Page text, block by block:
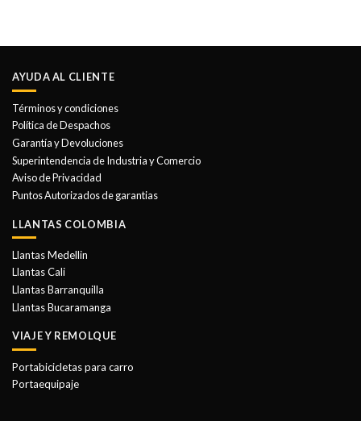
múltiples
Las
elegir
en
la
página
de
múltiples
AYUDA AL CLIENTE
Términos y condiciones
Política de Despachos
Garantía y Devoluciones
Superintendencia de Industria y Comercio
Aviso de Privacidad
Puntos Autorizados de garantias
LLANTAS COLOMBIA
Llantas Medellin
Llantas Cali
Llantas Barranquilla
Llantas Bucaramanga
VIAJE Y REMOLQUE
Portabicicletas para carro
Portaequipaje